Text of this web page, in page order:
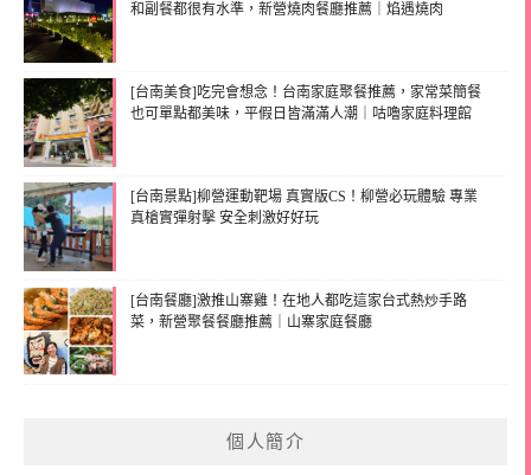
和副餐都很有水準，新營燒肉餐廳推薦｜焰遇燒肉
[台南美食]吃完會想念！台南家庭聚餐推薦，家常菜簡餐
也可單點都美味，平假日皆滿滿人潮｜咕嚕家庭料理館
[台南景點]柳營運動靶場 真實版CS！柳營必玩體驗 專業
真槍實彈射擊 安全刺激好好玩
[台南餐廳]激推山寨雞！在地人都吃這家台式熱炒手路
菜，新營聚餐餐廳推薦｜山寨家庭餐廳
個人簡介